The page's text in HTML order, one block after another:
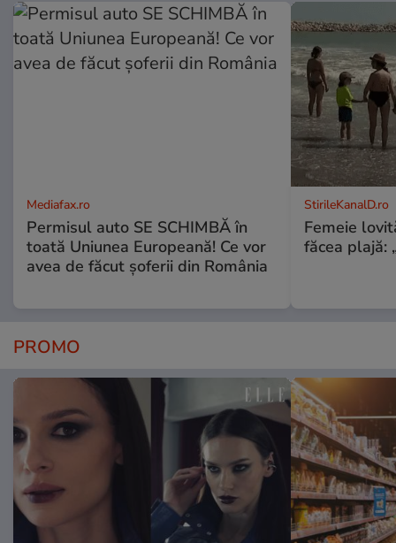
Mediafax.ro
Permisul auto SE SCHIMBĂ în
toată Uniunea Europeană! Ce vor
avea de făcut șoferii din România
StirileKanalD.ro
Femeie
făcea plajă:
PROMO